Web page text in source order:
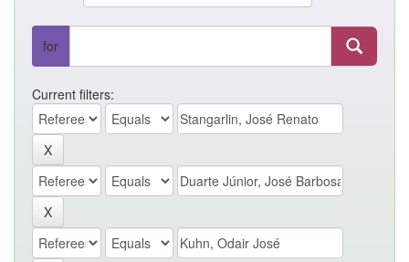
for
Current filters: